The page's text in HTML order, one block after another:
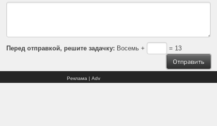
Перед отправкой, решите задачку: Восемь + = 13
Реклама | Adv